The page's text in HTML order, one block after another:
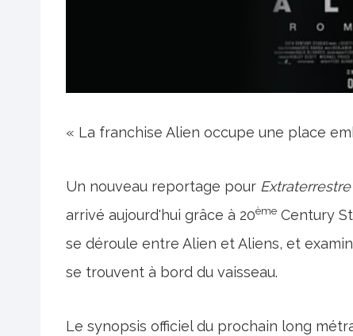
« La franchise Alien occupe une place
Un nouveau reportage pour
arrivé aujourd'hui grâce à 20ème Century
se déroule entre Alien et Aliens, et
se trouvent à bord du vaisseau.
Le synopsis officiel du prochain long